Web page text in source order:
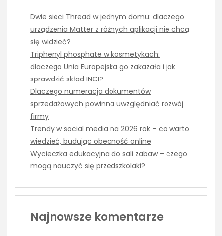
Dwie sieci Thread w jednym domu: dlaczego
urządzenia Matter z różnych aplikacji nie chcą
się widzieć?
Triphenyl phosphate w kosmetykach:
dlaczego Unia Europejska go zakazała i jak
sprawdzić skład INCI?
Dlaczego numeracja dokumentów
sprzedażowych powinna uwzględniać rozwój
firmy
Trendy w social media na 2026 rok – co warto
wiedzieć, budując obecność online
Wycieczka edukacyjna do sali zabaw – czego
mogą nauczyć się przedszkolaki?
Najnowsze komentarze